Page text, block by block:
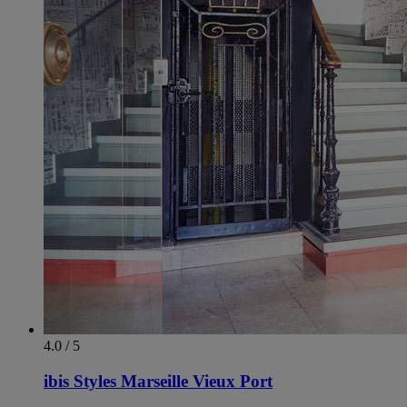
4.0 / 5
ibis Styles Marseille Vieux Port